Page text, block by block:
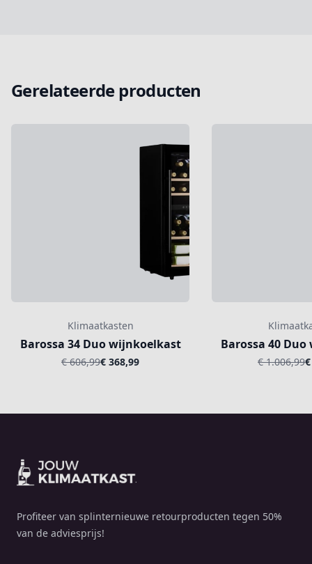
Gerelateerde producten
Klimaatkasten
Barossa 34 Duo wijnkoelkast
€ 606,99€ 368,99
Barossa 40
€ 1.006,99
Profiteer van splinternieuwe retourproducten tegen 50%
van de adviesprijs!